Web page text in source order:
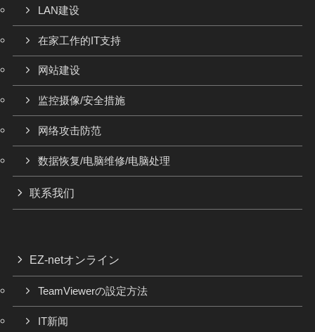
LAN建设
在家工作的IT支持
网站建设
监控摄像/安全措施
网络攻击防范
数据恢复/电脑维修/电脑处理
联系我们
EZ-netオンライン
TeamViewerの設定方法
IT新闻